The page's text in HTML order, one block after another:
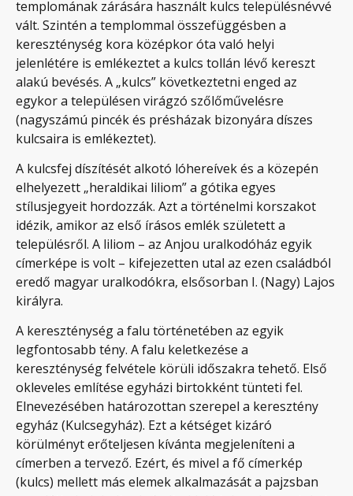
templomának zárására használt kulcs településnévvé
vált. Szintén a templommal összefüggésben a
kereszténység kora középkor óta való helyi
jelenlétére is emlékeztet a kulcs tollán lévő kereszt
alakú bevésés. A „kulcs” következtetni enged az
egykor a településen virágzó szőlőművelésre
(nagyszámú pincék és présházak bizonyára díszes
kulcsaira is emlékeztet).
A kulcsfej díszítését alkotó lóhereívek és a közepén
elhelyezett „heraldikai liliom” a gótika egyes
stílusjegyeit hordozzák. Azt a történelmi korszakot
idézik, amikor az első írásos emlék született a
településről. A liliom – az Anjou uralkodóház egyik
címerképe is volt – kifejezetten utal az ezen családból
eredő magyar uralkodókra, elsősorban I. (Nagy) Lajos
királyra.
A kereszténység a falu történetében az egyik
legfontosabb tény. A falu keletkezése a
kereszténység felvétele körüli időszakra tehető. Első
okleveles említése egyházi birtokként tünteti fel.
Elnevezésében határozottan szerepel a keresztény
egyház (Kulcsegyház). Ezt a kétséget kizáró
körülményt erőteljesen kívánta megjeleníteni a
címerben a tervező. Ezért, és mivel a fő címerkép
(kulcs) mellett más elemek alkalmazását a pajzsban